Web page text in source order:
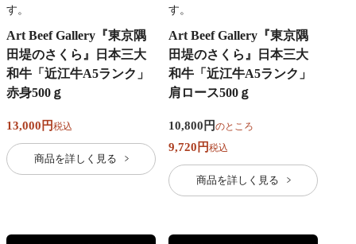
す。
Art Beef Gallery『東京隅
田堤のさくら』日本三大
和牛「近江牛A5ランク」
赤身500ｇ
13,000 税込
商品を詳しく見る
す。
Art Beef Gallery『東京隅
田堤のさくら』日本三大
和牛「近江牛A5ランク」
肩ロース500ｇ
10,800 のところ
9,720 税込
商品を詳しく見る